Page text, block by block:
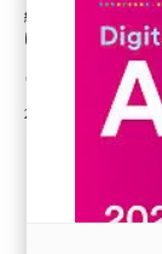
アスク
base
ビィ・
revico
紹介するとともに、
に迫る
公文 紫都
2020年1月23日 9:00